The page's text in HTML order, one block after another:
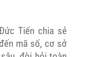
Tiến chia sẻ
mã số, cơ sở